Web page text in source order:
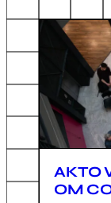
AKTO
OM